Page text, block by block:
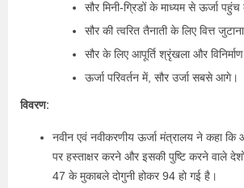
सौर मिनी-ग्रिडों के माध्यम से ऊर्जा पहुंच
सौर की त्वरित तैनाती के लिए वित्त जुटाना
सौर के लिए आपूर्ति श्रृंखला और विनिर्माण
ऊर्जा परिवर्तन में, सौर उर्जा सबसे आगे।
विवरण:
नवीन एवं नवीकरणीय ऊर्जा मंत्रालय ने कहा
पर हस्ताक्षर करने और इसकी पुष्टि करने वाले
47 के मुकाबले दोगुनी होकर 94 हो गई है।